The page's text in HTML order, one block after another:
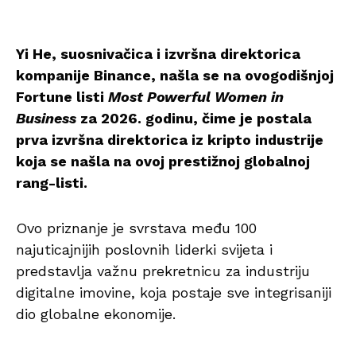
Yi He, suosnivačica i izvršna direktorica
kompanije Binance, našla se na ovogodišnjoj
Fortune listi Most Powerful Women in
Business za 2026. godinu, čime je postala
prva izvršna direktorica iz kripto industrije
koja se našla na ovoj prestižnoj globalnoj
rang-listi.
Ovo priznanje je svrstava među 100
najuticajnijih poslovnih liderki svijeta i
predstavlja važnu prekretnicu za industriju
digitalne imovine, koja postaje sve integrisaniji
dio globalne ekonomije.